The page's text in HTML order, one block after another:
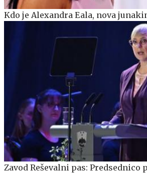
Kdo je Alexandra Eala, nova
Zavod Reševalni pas: Predsednico